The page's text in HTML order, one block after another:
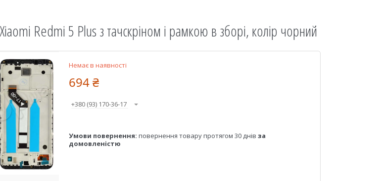
Redmi 5 Plus з тачскріном і рамкою в зборі, колір чорний
Немає в наявності
694 ₴
+380 (93) 170-36-17
повернення товару протягом 30 днів за
домовленістю